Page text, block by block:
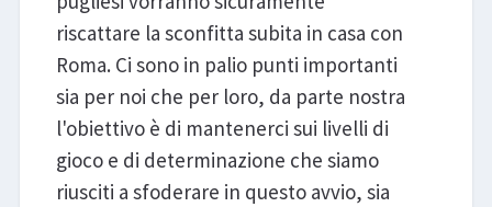
riscattare la sconfitta subita in casa con
Roma. Ci sono in palio punti importanti
sia per noi che per loro, da parte nostra
l'obiettivo è di mantenerci sui livelli di
gioco e di determinazione che siamo
riusciti a sfoderare in questo avvio, sia